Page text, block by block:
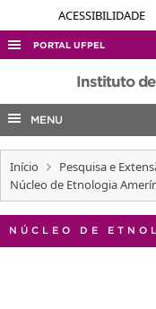
ACESSIBILIDADE
PORTAL UFPEL
ACESSO À INFORMAÇÃO
AUDITORIA
COBALTO
CONCURSOS
INTERNACIONAL
Instituto de
MENU
Início
Pesquisa e
Núcleo de Etnologia
NÚCLEO DE